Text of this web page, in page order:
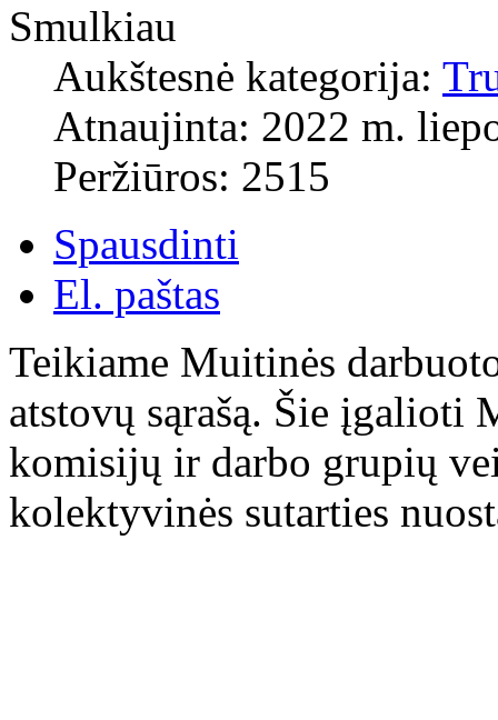
Smulkiau
Aukštesnė kategorija:
Atnaujinta: 2022 m.
Peržiūros: 2515
Spausdinti
El. paštas
Teikiame Muitinės
atstovų sąrašą. Šie įgalioti
komisijų ir darbo grupių
kolektyvinės sutarties